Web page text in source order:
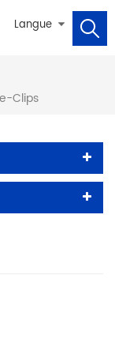
Langue
Clips